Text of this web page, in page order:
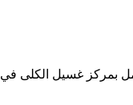
بمركز غسيل الكلى